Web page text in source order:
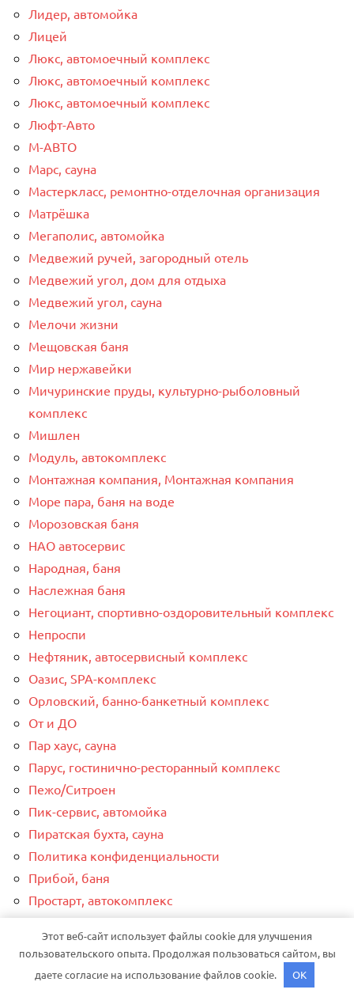
Лидер, автомойка
Лицей
Люкс, автомоечный комплекс
Люкс, автомоечный комплекс
Люкс, автомоечный комплекс
Люфт-Авто
М-АВТО
Марс, сауна
Мастеркласс, ремонтно-отделочная организация
Матрёшка
Мегаполис, автомойка
Медвежий ручей, загородный отель
Медвежий угол, дом для отдыха
Медвежий угол, сауна
Мелочи жизни
Мещовская баня
Мир нержавейки
Мичуринские пруды, культурно-рыболовный
комплекс
Мишлен
Модуль, автокомплекс
Монтажная компания, Монтажная компания
Море пара, баня на воде
Морозовская баня
НАО автосервис
Народная, баня
Наслежная баня
Негоциант, спортивно-оздоровительный комплекс
Непроспи
Нефтяник, автосервисный комплекс
Оазис, SPA-комплекс
Орловский, банно-банкетный комплекс
От и ДО
Пар хаус, сауна
Парус, гостинично-ресторанный комплекс
Пежо/Ситроен
Пик-сервис, автомойка
Пиратская бухта, сауна
Политика конфиденциальности
Прибой, баня
Простарт, автокомплекс
Радуга, автомойка
Рассвет, база отдыха
Этот веб-сайт использует файлы cookie для улучшения
пользовательского опыта. Продолжая пользоваться сайтом, вы
даете согласие на использование файлов cookie.
OK